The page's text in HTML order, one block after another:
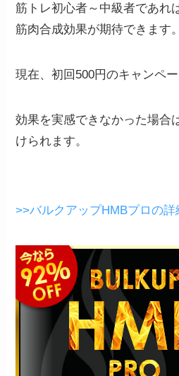
筋トレ初心者～中級者であれ
筋肉合成効果が期待できます。
現在、初回500円のキャンペー
効果を実感できなかった場合
けられます。
>>バルクアップHMBプロの詳